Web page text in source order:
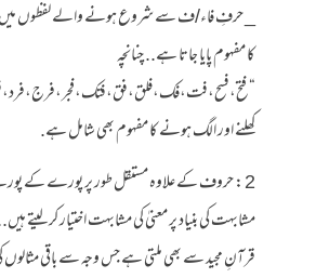
_ حرفِ فاء/ف سے شروع ہونے والے لفظوں میں
کا مفہوم پایا جاتا ہے.. چنانچہ
کھلنے اور الگ ہونے کا مفہوم بھی شامل ہے.
2 : حروف کے علاوہ مستقل طور پر پورے کے
مشابہت کی بنیاد پر معنیٰ کی مشابہت اختیار کر لیتے
قرآنِ مجید سے بھی ملتی ہے جس وجہ سے باقی